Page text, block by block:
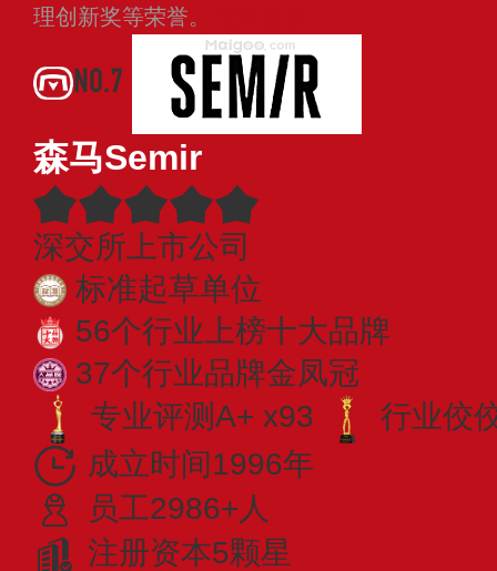
理创新奖等荣誉。
NO.7
森马Semir
深交所上市公司
标准起草单位
56个行业上榜十大品牌
37个行业品牌金凤冠
专业评测A+ x93
行业佼
成立时间1996年
员工2986+人
注册资本5颗星